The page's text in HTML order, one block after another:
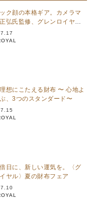
ク顔の本格ギア。カメラマ
弘氏監修、グレンロイヤル
バッグ
にこたえる財布 〜 心地よ
、3つのスタンダード〜
日に、新しい運気を。〈グ
ヤル〉夏の財布フェア